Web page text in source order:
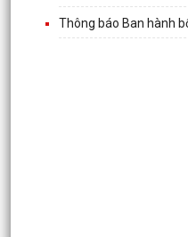
Thông báo Ban hành